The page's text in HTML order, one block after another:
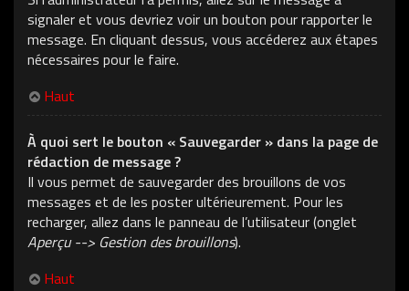
signaler et vous devriez voir un bouton pour rapporter le
message. En cliquant dessus, vous accéderez aux étapes
nécessaires pour le faire.
Haut
À quoi sert le bouton « Sauvegarder » dans la page de
rédaction de message ?
Il vous permet de sauvegarder des brouillons de vos
messages et de les poster ultérieurement. Pour les
recharger, allez dans le panneau de l’utilisateur (onglet
Aperçu --> Gestion des brouillons).
Haut